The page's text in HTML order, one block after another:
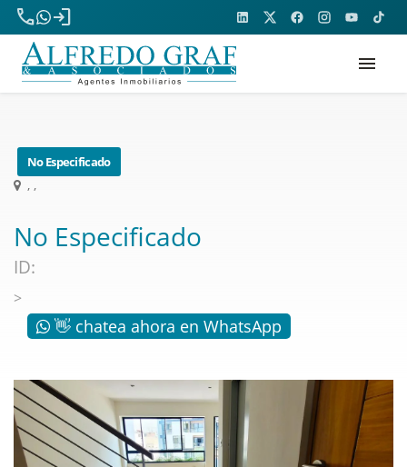
phone
login
menu
No Especificado
, ,
No Especificado
ID:
>
👋 chatea ahora en WhatsApp